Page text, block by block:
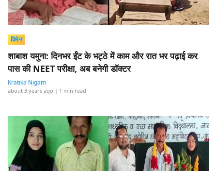
विमेन
शाबाश यमुना: दिनभर ईंट के भट्ठे में काम और रात भर पढ़ाई कर
पास की NEET परीक्षा, अब बनेगी डॉक्टर
Kratika Nigam
about 3 years ago | 1 min read